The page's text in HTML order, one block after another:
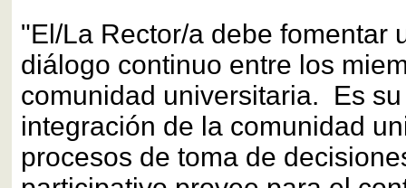
"El/La Rector/a debe fomentar
diálogo continuo entre los
comunidad universitaria. Es
integración de la comunidad
procesos de toma de